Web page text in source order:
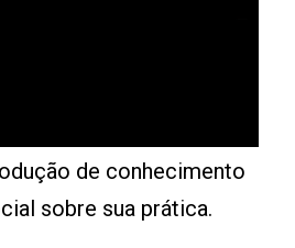
de conhecimento
sobre sua prática.